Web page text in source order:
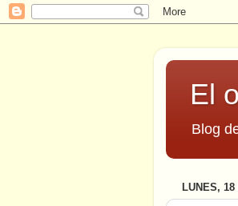
El
Blog
LUNES,